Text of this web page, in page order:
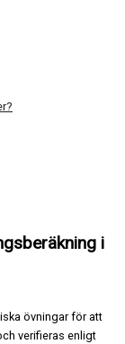
i
övningar för att
verifieras enligt